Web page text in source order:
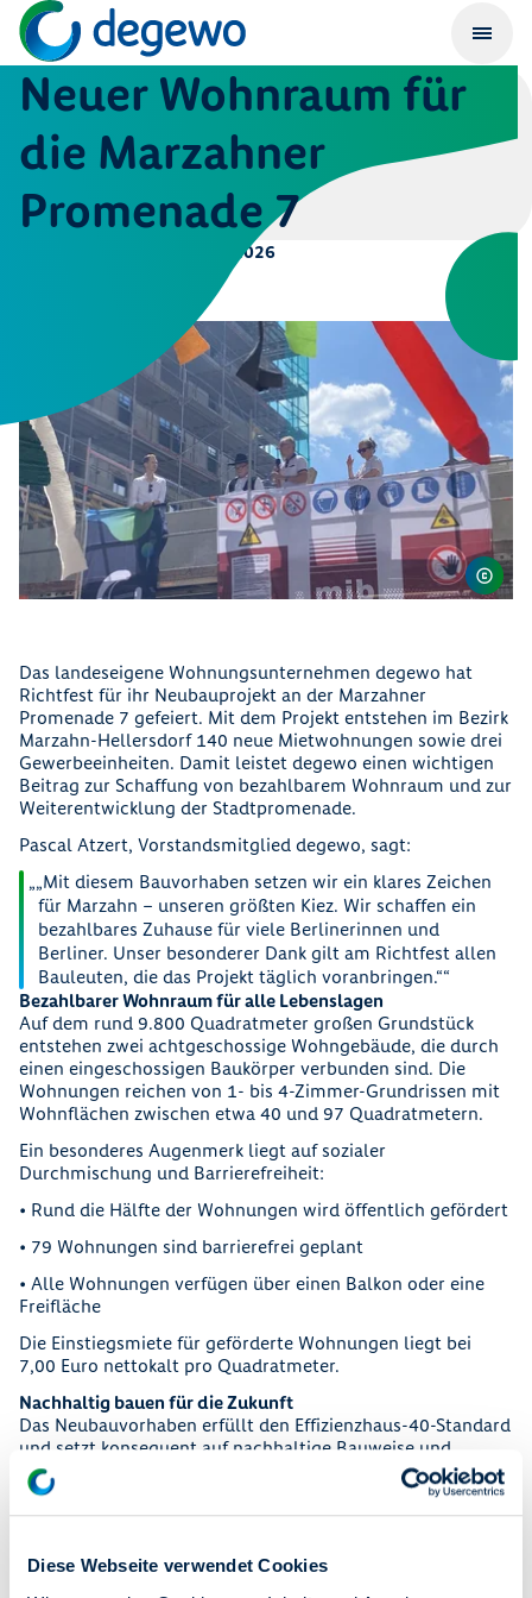
Diese Webseite verwendet Cookies
Neuer Wohnraum für
die Marzahner
Promenade 7
26. Juni 2026
Das landeseigene Wohnungsunternehmen degewo hat
Richtfest für ihr Neubauprojekt an der Marzahner
Promenade 7 gefeiert. Mit dem Projekt entstehen im Bezirk
Marzahn-Hellersdorf 140 neue Mietwohnungen sowie drei
Gewerbeeinheiten. Damit leistet degewo einen wichtigen
Beitrag zur Schaffung von bezahlbarem Wohnraum und zur
Weiterentwicklung der Stadtpromenade.
Pascal Atzert, Vorstandsmitglied degewo, sagt:
„Mit diesem Bauvorhaben setzen wir ein klares Zeichen
für Marzahn – unseren größten Kiez. Wir schaffen ein
bezahlbares Zuhause für viele Berlinerinnen und
Berliner. Unser besonderer Dank gilt am Richtfest allen
Bauleuten, die das Projekt täglich voranbringen.“
Bezahlbarer Wohnraum für alle Lebenslagen
Auf dem rund 9.800 Quadratmeter großen Grundstück
entstehen zwei achtgeschossige Wohngebäude, die durch
einen eingeschossigen Baukörper verbunden sind. Die
Wohnungen reichen von 1- bis 4-Zimmer-Grundrissen mit
Wohnflächen zwischen etwa 40 und 97 Quadratmetern.
Ein besonderes Augenmerk liegt auf sozialer
Durchmischung und Barrierefreiheit:
• Rund die Hälfte der Wohnungen wird öffentlich gefördert
• 79 Wohnungen sind barrierefrei geplant
• Alle Wohnungen verfügen über einen Balkon oder eine
Freifläche
Die Einstiegsmiete für geförderte Wohnungen liegt bei
7,00 Euro nettokalt pro Quadratmeter.
Nachhaltig bauen für die Zukunft
Das Neubauvorhaben erfüllt den Effizienzhaus-40-Standard
und setzt konsequent auf nachhaltige Bauweise und
Klimaschutz. Geplant sind unter anderem: